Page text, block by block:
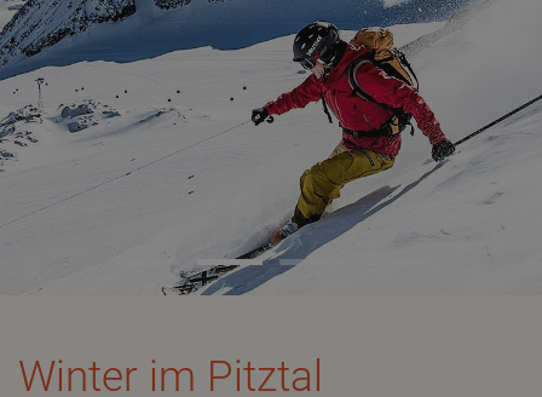
Winter im Pitztal